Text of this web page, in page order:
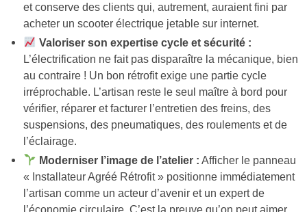
et conserve des clients qui, autrement, auraient fini par
acheter un scooter électrique jetable sur internet.
Valoriser son expertise cycle et sécurité :
L’électrification ne fait pas disparaître la mécanique, bien
au contraire ! Un bon rétrofit exige une partie cycle
irréprochable. L’artisan reste le seul maître à bord pour
vérifier, réparer et facturer l’entretien des freins, des
suspensions, des pneumatiques, des roulements et de
l’éclairage.
Moderniser l’image de l’atelier : Afficher le panneau
« Installateur Agréé Rétrofit » positionne immédiatement
l’artisan comme un acteur d’avenir et un expert de
l’économie circulaire. C’est la preuve qu’on peut aimer